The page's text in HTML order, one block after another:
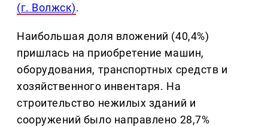
(г. Волжск).
Наибольшая доля вложений (40,4%)
пришлась на приобретение машин,
оборудования, транспортных средств и
хозяйственного инвентаря. На
строительство нежилых зданий и
сооружений было направлено 28,7%